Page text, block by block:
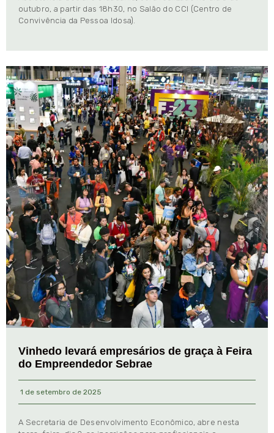
outubro, a partir das 18h30, no Salão do CCI (Centro de
Convivência da Pessoa Idosa).
Vinhedo levará empresários de graça à Feira
do Empreendedor Sebrae
1 de setembro de 2025
A Secretaria de Desenvolvimento Econômico, abre nesta